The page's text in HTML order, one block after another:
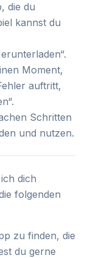
die du
kannst du
Moment,
auftritt,
Schritten
und nutzen.
dich
folgenden
zu finden, die
du gerne